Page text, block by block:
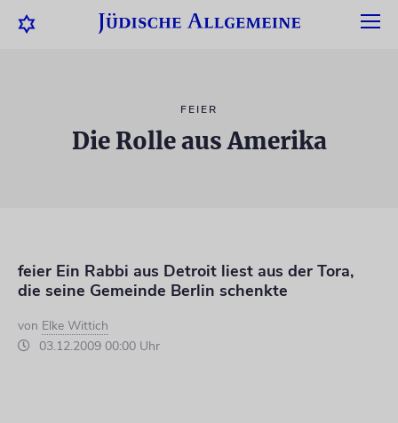
FEIER
Die Rolle aus Amerika
feier Ein Rabbi aus Detroit liest aus der Tora,
die seine Gemeinde Berlin schenkte
von Elke Wittich
03.12.2009 00:00 Uhr